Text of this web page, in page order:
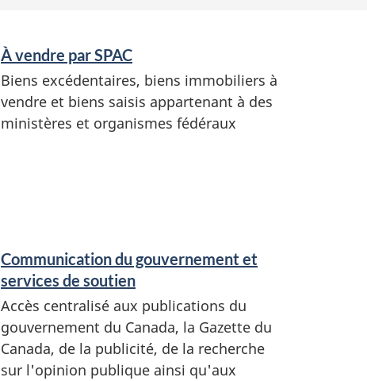
À vendre parSPAC
Biens excédentaires, biens immobiliers à
vendre et biens saisis appartenant à des
ministères et organismes fédéraux
Communication du gouvernement et
services de soutien
Accès centralisé aux publications du
gouvernement du Canada, la Gazette du
Canada, de la publicité, de la recherche
sur l'opinion publique ainsi qu'aux